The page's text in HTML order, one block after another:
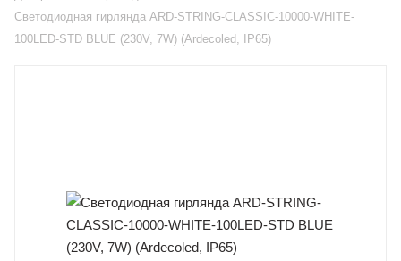
Светодиодная гирлянда ARD-STRING-CLASSIC-10000-WHITE-
100LED-STD BLUE (230V, 7W) (Ardecoled, IP65)